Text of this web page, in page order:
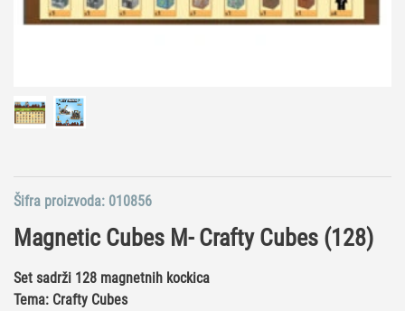
Magnetic Cubes M- Crafty Cubes (128)
Set sadrži 128 magnetnih kockica
Tema: Crafty Cubes
Šifra proizvoda: 010856